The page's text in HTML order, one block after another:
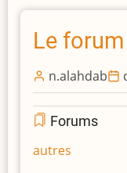
Rémy
Le
n.alahdab
Forums
autres